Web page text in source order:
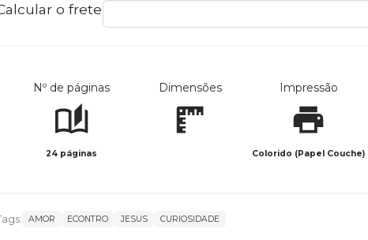
o frete
Nº de páginas
24 páginas
Dimensões Impressão
Colorido (Papel Couche)
AMOR ECONTRO JESUS CURIOSIDADE